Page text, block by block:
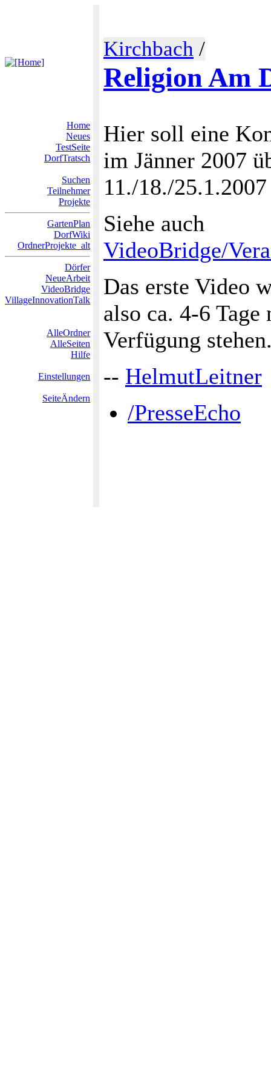
Kirchbach /
Religion Am
Home
Neues
TestSeite
DorfTratsch
Suchen
Teilnehmer
Projekte
GartenPlan
DorfWiki
OrdnerProjekte_alt
Dörfer
NeueArbeit
VideoBridge
VillageInnovationTalk
AlleOrdner
AlleSeiten
Hilfe
Einstellungen
SeiteÄndern
Hier soll eine
im Jänner 2007
11./18./
Siehe auch
VideoBridge/
Das erste Video
also ca. 4-6 Tage
Verfügung
-- HelmutLeitner
/PresseEcho